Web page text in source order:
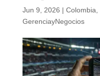
Jun 9, 2026 | Colombia
GerenciayNegocios